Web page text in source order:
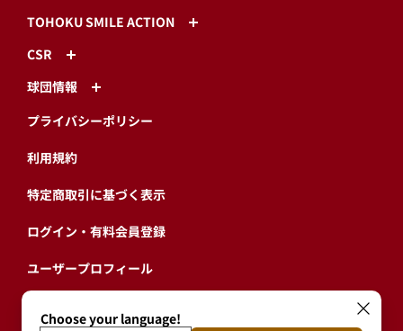
TOHOKU SMILE ACTION
CSR
球団情報
プライバシーポリシー
利用規約
特定商取引に基づく表示
ログイン・有料会員登録
ユーザープロフィール